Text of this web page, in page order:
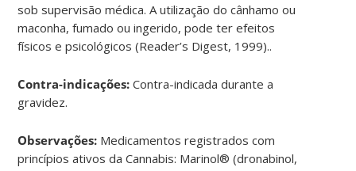
sob supervisão médica. A utilização do cânhamo ou
maconha, fumado ou ingerido, pode ter efeitos
físicos e psicológicos (Reader’s Digest, 1999)..
Contra-indicações:Contra-indicada durante a
gravidez.
Observações: Medicamentos registrados com
princípios ativos da Cannabis: Marinol® (dronabinol,